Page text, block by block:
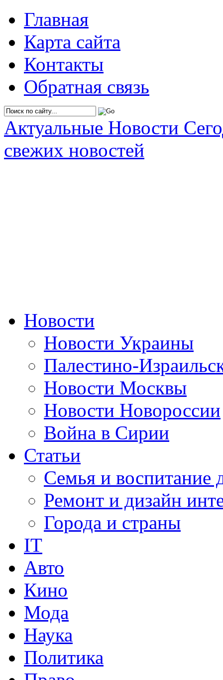
Главная
Карта сайта
Контакты
Обратная связь
Актуальные Новости
свежих новостей
Новости
Новости Украины
Палестино-
Новости Москвы
Новости Новороссии
Война в Сирии
Статьи
Семья и воспитание
Ремонт и дизайн
Города и страны
IT
Авто
Кино
Мода
Наука
Политика